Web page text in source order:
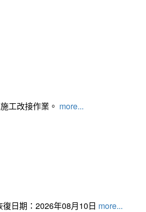
工改接作業。 more...
日期：2026年08月10日 more...